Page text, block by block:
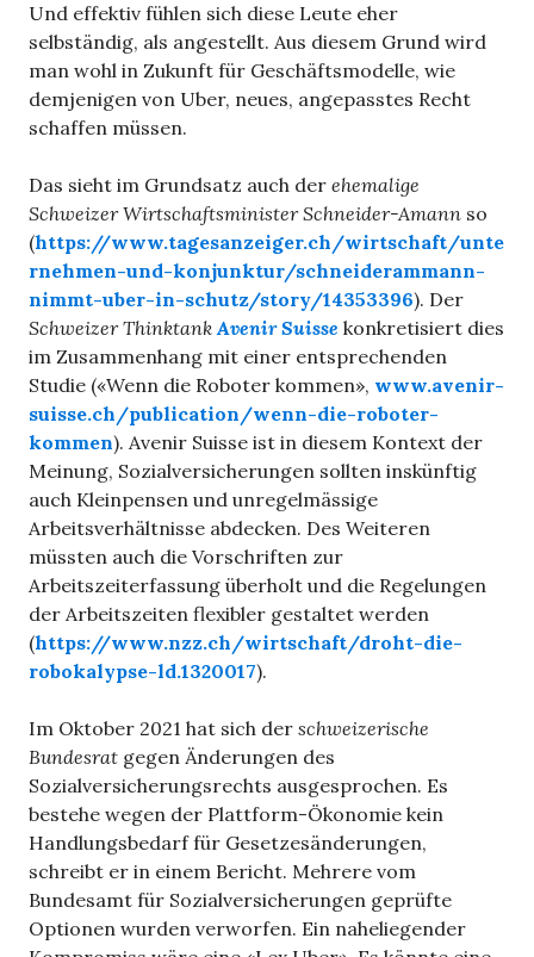
Und effektiv fühlen sich diese Leute eher
selbständig, als angestellt. Aus diesem Grund wird
man wohl in Zukunft für Geschäftsmodelle, wie
demjenigen von Uber, neues, angepasstes Recht
schaffen müssen.
Das sieht im Grundsatz auch der ehemalige
Schweizer Wirtschaftsminister Schneider-Amann so
(https://www.tagesanzeiger.ch/wirtschaft/unte
rnehmen-und-konjunktur/schneiderammann-
nimmt-uber-in-schutz/story/14353396). Der
Schweizer ThinktankAvenir Suisse konkretisiert dies
im Zusammenhang mit einer entsprechenden
Studie («Wenn die Roboter kommen», www.avenir-
suisse.ch/publication/wenn-die-roboter-
kommen). Avenir Suisse ist in diesem Kontext der
Meinung, Sozialversicherungen sollten inskünftig
auch Kleinpensen und unregelmässige
Arbeitsverhältnisse abdecken. Des Weiteren
müssten auch die Vorschriften zur
Arbeitszeiterfassung überholt und die Regelungen
der Arbeitszeiten flexibler gestaltet werden
(https://www.nzz.ch/wirtschaft/droht-die-
robokalypse-ld.1320017).
Im Oktober 2021 hat sich der schweizerische
Bundesrat gegen Änderungen des
Sozialversicherungsrechts ausgesprochen. Es
bestehe wegen der Plattform-Ökonomie kein
Handlungsbedarf für Gesetzesänderungen,
schreibt er in einem Bericht. Mehrere vom
Bundesamt für Sozialversicherungen geprüfte
Optionen wurden verworfen. Ein naheliegender